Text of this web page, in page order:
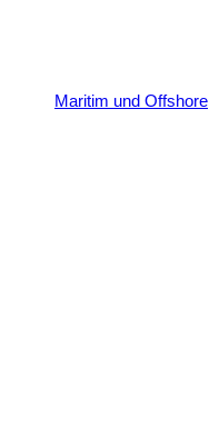
Maritim und Offshore